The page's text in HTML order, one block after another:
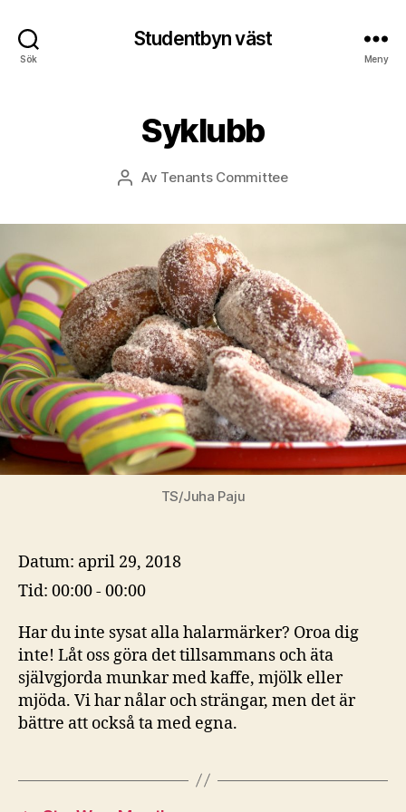
Sök
Studentbyn väst
Meny
Syklubb
Inläggsförfattare
Av Tenants Committee
TS/Juha Paju
Datum: april 29, 2018
Tid: 00:00 - 00:00
Har du inte sysat alla halarmärker? Oroa dig
inte! Låt oss göra det tillsammans och äta
självgjorda munkar med kaffe, mjölk eller
mjöda. Vi har nålar och strängar, men det är
bättre att också ta med egna.